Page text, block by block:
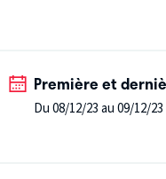
Première et
Du 08/12/23 au 09/12/23